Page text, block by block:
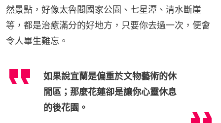
然景點，好像太魯閣國家公園、七星潭、清水斷崖
等，都是治癒滿分的好地方，只要你去過一次，便會
令人畢生難忘。
如果說宜蘭是偏重於文物藝術的休
閒區；那麼花蓮卻是讓你心靈休息
的後花園。